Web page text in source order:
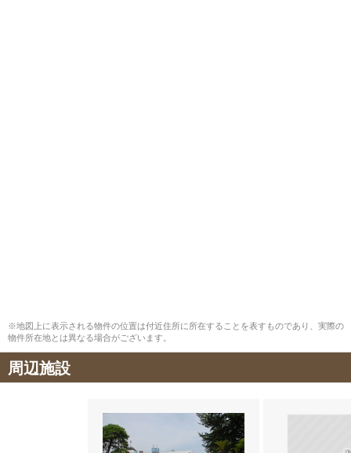
※地図上に表示される物件の位置は付近住所に所在することを表すものであり、実際の
物件所在地とは異なる場合がございます。
周辺施設